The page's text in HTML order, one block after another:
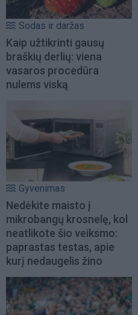
Sodas ir daržas
Kaip užtikrinti gausų
braškių derlių: viena
vasaros procedūra
nulems viską
Gyvenimas
Nedėkite maisto į
mikrobangų krosnelę, kol
neatlikote šio veiksmo:
paprastas testas, apie
kurį nedaugelis žino